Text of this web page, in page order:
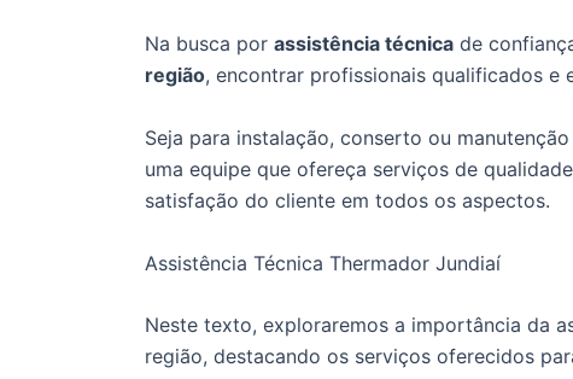
Na busca por assistência técnica de
região, encontrar profissionais qualificados e
Seja para instalação, conserto ou
uma equipe que ofereça serviços de
satisfação do cliente em todos os aspectos.
Assistência Técnica Thermador Jundiaí
Neste texto, exploraremos a importância da
região, destacando os serviços oferecidos